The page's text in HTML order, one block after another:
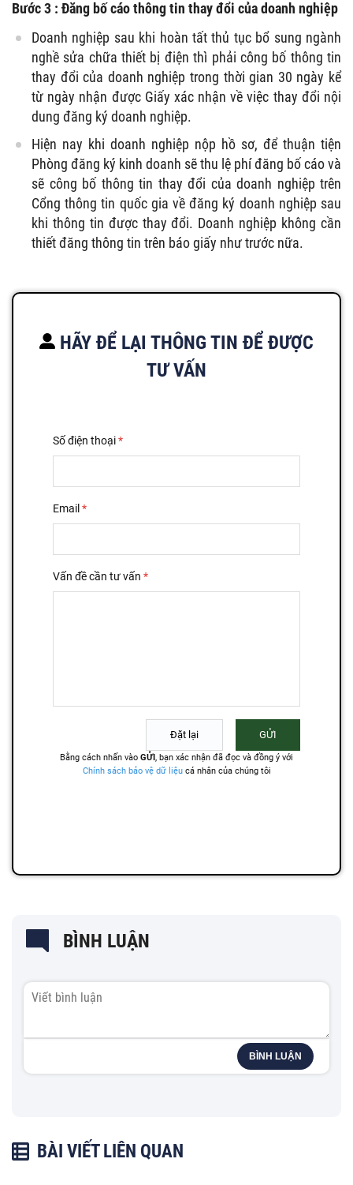
Bước 3 : Đăng bố cáo thông tin thay đổi của doanh nghiệp
Doanh nghiệp sau khi hoàn tất thủ tục bổ sung ngành
nghề sửa chữa thiết bị điện thì phải công bố thông tin
thay đổi của doanh nghiệp trong thời gian 30 ngày kể
từ ngày nhận được Giấy xác nhận về việc thay đổi nội
dung đăng ký doanh nghiệp.
Hiện nay khi doanh nghiệp nộp hồ sơ, để thuận tiện
Phòng đăng ký kinh doanh sẽ thu lệ phí đăng bố cáo và
sẽ công bố thông tin thay đổi của doanh nghiệp trên
Cổng thông tin quốc gia về đăng ký doanh nghiệp sau
khi thông tin được thay đổi. Doanh nghiệp không cần
thiết đăng thông tin trên báo giấy như trước nữa.
HÃY ĐỂ LẠI THÔNG TIN ĐỂ ĐƯỢC
TƯ VẤN
BÌNH LUẬN
BÌNH LUẬN
BÀI VIẾT LIÊN QUAN